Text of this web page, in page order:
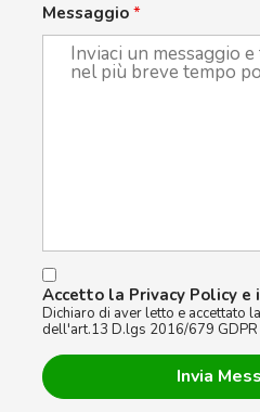
Messaggio *
Accetto la Privacy Policy e
Dichiaro di aver letto e accettato la
dell'art.13 D.lgs 2016/679